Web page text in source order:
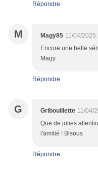
Répondre
M Magy85 11/04/2025
Encore une belle
Magy
Répondre
G Gribouillette 11/04/
Que de jolies
l'amitié ! Bisous
Répondre